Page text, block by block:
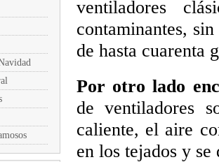
ventiladores
contaminantes,
de hasta cuarenta
Por otro lado
de ventiladores
caliente, el aire
en los tejados y